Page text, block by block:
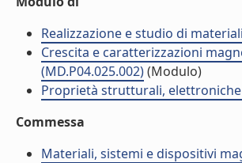
Realizzazione e studio di
Crescita e caratterizzazioni
(MD.P04.025.002)(Modulo)
Proprietà strutturali,
Commessa
Materiali, sistemi e dispositivi